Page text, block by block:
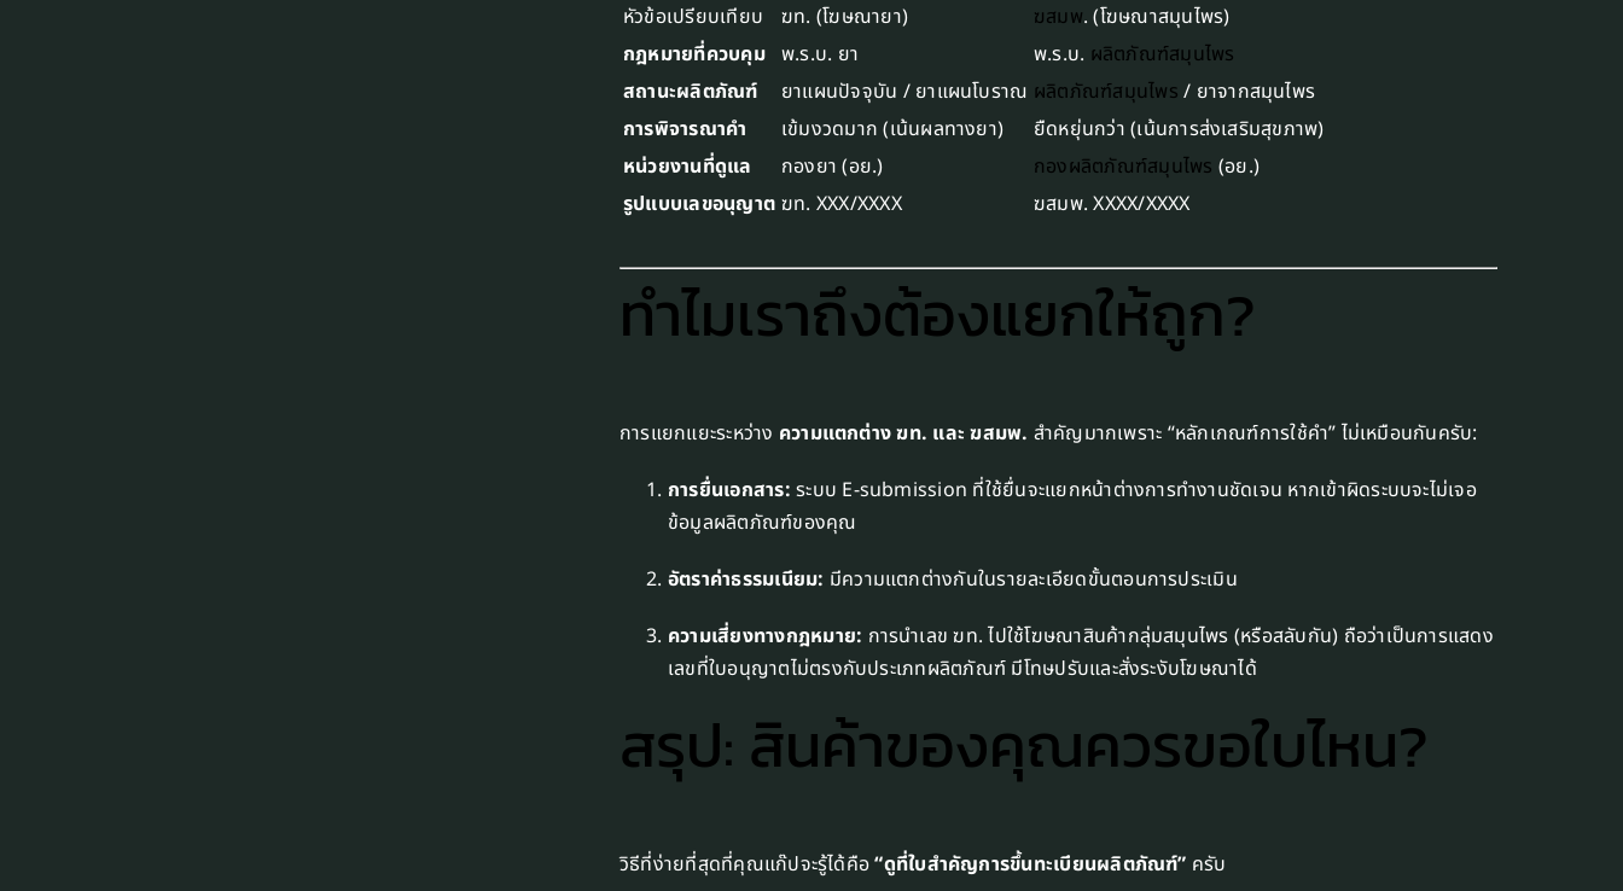
หัวข้อเปรียบเทียบ ฆท. (โฆษณายา) ฆสมพ. (โฆษณาสมุนไพร)
กฎหมายที่ควบคุม พ.ร.บ. ยา พ.ร.บ. ผลิตภัณฑ์สมุนไพร
สถานะผลิตภัณฑ์
ยาแผนปัจจุบัน / ยาแผนโบราณ ผลิตภัณฑ์สมุนไพร / ยาจากสมุนไพร
การพิจารณาคำ
เข้มงวดมาก (เน้นผลทางยา)
ยืดหยุ่นกว่า (เน้นการส่งเสริมสุขภาพ)
หน่วยงานที่ดูแล
กองยา (อย.) กองผลิตภัณฑ์สมุนไพร (อย.)
รูปแบบเลขอนุญาต ฆท. XXX/XXXX ฆสมพ. XXXX/XXXX
ทำไมเราถึงต้องแยกให้ถูก?
การแยกแยะระหว่าง ความแตกต่าง ฆท. และ ฆสมพ. สำคัญมากเพราะ “หลักเกณฑ์การใช้คำ” ไม่เหมือนกันครับ:
การยื่นเอกสาร: ระบบ E-submission ที่ใช้ยื่นจะแยกหน้าต่างการทำงานชัดเจน หากเข้าผิดระบบจะไม่เจอ
ข้อมูลผลิตภัณฑ์ของคุณ
อัตราค่าธรรมเนียม: มีความแตกต่างกันในรายละเอียดขั้นตอนการประเมิน
ความเสี่ยงทางกฎหมาย: การนำเลข ฆท. ไปใช้โฆษณาสินค้ากลุ่มสมุนไพร (หรือสลับกัน) ถือว่าเป็นการแสดง
เลขที่ใบอนุญาตไม่ตรงกับประเภทผลิตภัณฑ์ มีโทษปรับและสั่งระงับโฆษณาได้
สรุป: สินค้าของคุณควรขอใบไหน?
วิธีที่ง่ายที่สุดที่คุณแก๊ปจะรู้ได้คือ“ดูที่ใบสำคัญการขึ้นทะเบียนผลิตภัณฑ์” ครับ